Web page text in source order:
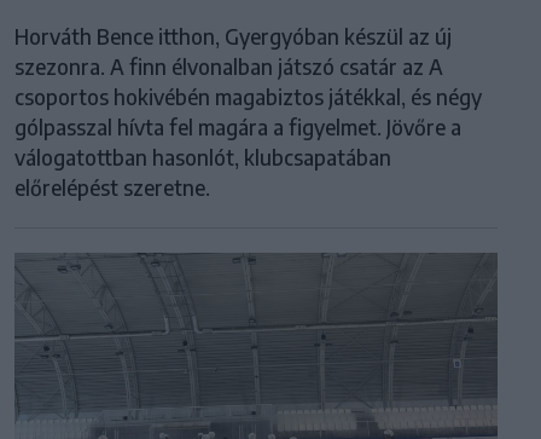
Horváth Bence itthon, Gyergyóban készül az új
szezonra. A finn élvonalban játszó csatár az A
csoportos hokivébén magabiztos játékkal, és négy
gólpasszal hívta fel magára a figyelmet. Jövőre a
válogatottban hasonlót, klubcsapatában
előrelépést szeretne.